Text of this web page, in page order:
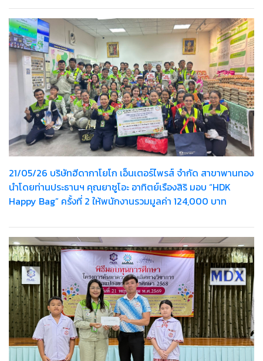
21/05/26 บริษัทฮีดากาโยโก เอ็นเตอร์ไพรส์ จำกัด สาขาพานทอง
นำโดยท่านประธานฯ คุณยาซูโอะ อาทิตย์เรืองสิริ มอบ “HDK
Happy Bag” ครั้งที่ 2 ให้พนักงานรวมมูลค่า 124,000 บาท